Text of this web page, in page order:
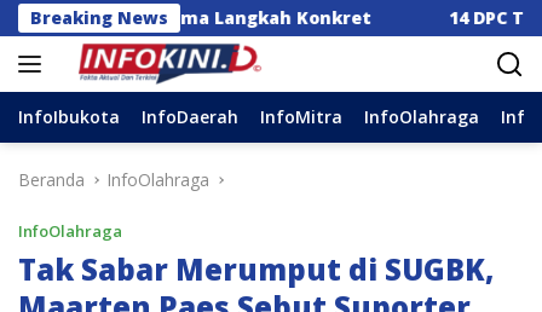
Langsung
ke
konten
Breaking News
Lima Langkah Konkret 14 DPC Terima SK
InfoIbukota InfoDaerah InfoMitra InfoOlahraga
Beranda InfoOlahraga
InfoOlahraga
Tak Sabar Merumput di SUGBK,